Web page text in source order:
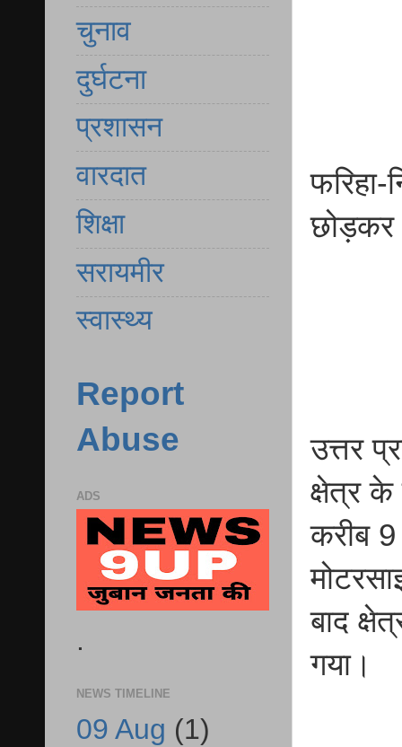
फरिहा-
छोड़कर
उत्तर
क्षेत्र के
करीब
बाद
गया।
चुनाव
दुर्घटना
प्रशासन
वारदात
शिक्षा
सरायमीर
स्वास्थ्य
Report
Abuse
ADS
.
NEWS TIMELINE
09 Aug (1)